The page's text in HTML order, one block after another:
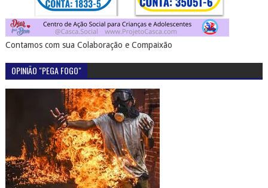
Contamos com sua Colaboração e Compaixão
OPINIÃO "PEGA FOGO"